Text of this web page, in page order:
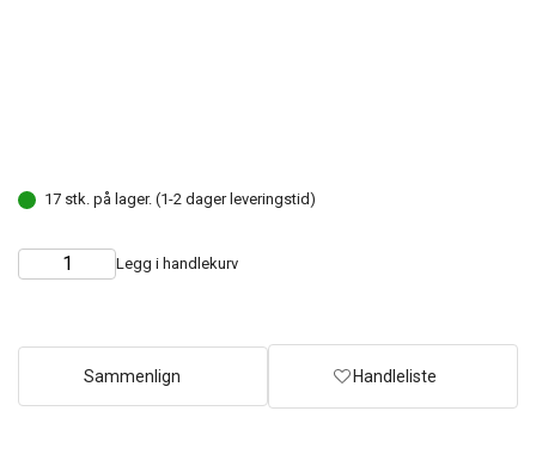
17 stk. på lager. (1-2 dager leveringstid)
Choose
Quantity Legg i handlekurv
Sammenlign Handleliste